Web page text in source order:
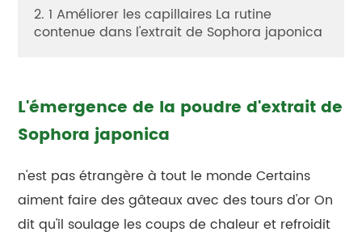
2. 1 Améliorer les capillaires La rutine
contenue dans l'extrait de Sophora japonica
L'émergence de la poudre d'extrait de
Sophora japonica
n'est pas étrangère à tout le monde Certains
aiment faire des gâteaux avec des tours d'or On
dit qu'il soulage les coups de chaleur et refroidit